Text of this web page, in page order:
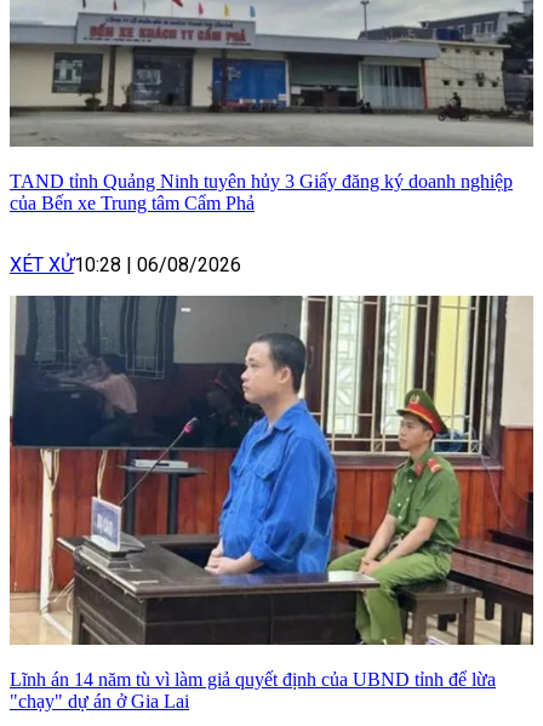
TAND tỉnh Quảng Ninh tuyên hủy 3 Giấy đăng ký doanh nghiệp
của Bến xe Trung tâm Cẩm Phả
XÉT XỬ10:28 06/08/2026
Lĩnh án 14 năm tù vì làm giả quyết định của UBND tỉnh để lừa
"chạy" dự án ở Gia Lai